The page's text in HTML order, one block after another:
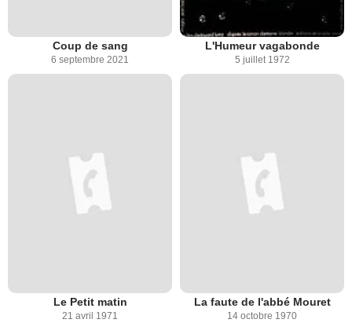
Coup de sang
6 septembre 2021
L'Humeur vagabonde
5 juillet 1972
Le Petit matin
21 avril 1971
La faute de l'abbé Mouret
14 octobre 1970